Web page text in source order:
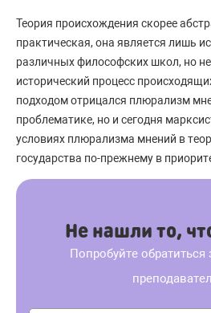
Теория происхождения скорее
практическая, она является лишь
различных философских школ, но
исторический процесс
подходом отрицался плюрализм
проблематике, но и сегодня
условиях плюрализма мнений в
государства по-прежнему в
Не нашли то,
Попробуйте